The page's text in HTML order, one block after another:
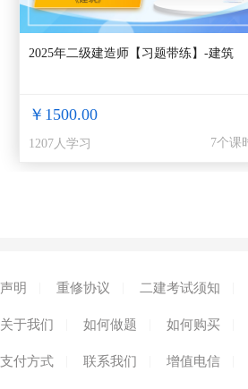
2025年二级建造师【习题带练】-建筑
￥1500.00
1207人学习 7个课
声明 重修协议 二建考试须知
关于我们 如何做题 如何购买
支付方式 联系我们 增值电信